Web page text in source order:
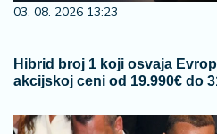
03. 08. 2026 13:23
Hibrid broj 1 koji osvaja
akcijskoj ceni od 19.990€ do